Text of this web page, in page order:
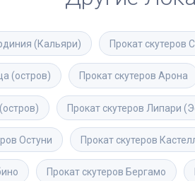
(Кальяри) Прокат скутеров
(остров) Прокат скутеров Арона
Прокат скутеров Липари
Остуни Прокат скутеров
Прокат скутеров Бергамо